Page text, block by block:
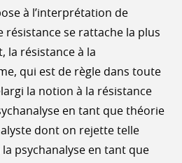
à l’interprétation de
résistance se rattache la plus
la résistance à la
qui est de règle dans toute
la notion à la résistance
en tant que théorie
dont on rejette telle
psychanalyse en tant que